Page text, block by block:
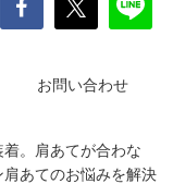
お問い合わせ
。肩あてが合わな
あてのお悩みを解決